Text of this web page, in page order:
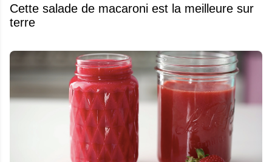
Cette salade de macaroni est la meilleure sur
terre